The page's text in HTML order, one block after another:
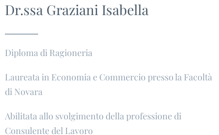
Dr.ssa Graziani Isabella
Diploma di Ragioneria
Laureata in Economia e Commercio presso la Facoltà
di Novara
Abilitata allo svolgimento della professione di
Consulente del Lavoro